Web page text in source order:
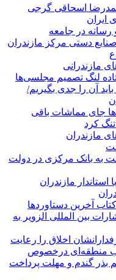
اسحاقی گرجی
ایران
در جامعه
صنایع دستی مرکز مازندران
مازندرانی
لنگ تصمیم مجلسی‌ها
آن را جدی بگیریم/
جای مماشات باقی
کرد
به بانک مرکزی در دولت
استاندار مازندران
آخرین دستاوردها
بین المللی الزویر به
اخلاق را رعایت
آب منطقه‌ای درخصوص
بذر گندم و مهلت پرداخت